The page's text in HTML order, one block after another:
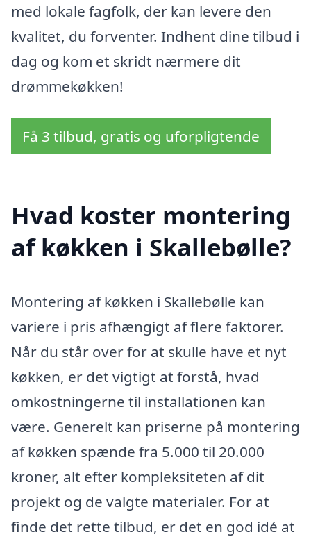
med lokale fagfolk, der kan levere den
kvalitet, du forventer. Indhent dine tilbud i
dag og kom et skridt nærmere dit
drømmekøkken!
Få 3 tilbud, gratis og uforpligtende
Hvad koster montering
af køkken i Skallebølle?
Montering af køkken i Skallebølle kan
variere i pris afhængigt af flere faktorer.
Når du står over for at skulle have et nyt
køkken, er det vigtigt at forstå, hvad
omkostningerne til installationen kan
være. Generelt kan priserne på montering
af køkken spænde fra 5.000 til 20.000
kroner, alt efter kompleksiteten af dit
projekt og de valgte materialer. For at
finde det rette tilbud, er det en god idé at